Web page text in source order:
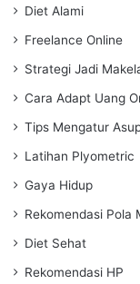
Diet Alami
Freelance Online
Strategi Jadi
Cara Adapt Uang
Tips Mengatur
Latihan Plyometric
Gaya Hidup
Rekomendasi Pola
Diet Sehat
Rekomendasi HP